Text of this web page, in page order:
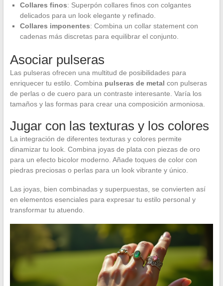
Collares finos: Superpón collares finos con colgantes
delicados para un look elegante y refinado.
Collares imponentes: Combina un collar statement con
cadenas más discretas para equilibrar el conjunto.
Asociar pulseras
Las pulseras ofrecen una multitud de posibilidades para
enriquecer tu estilo. Combina pulseras de metal con pulseras
de perlas o de cuero para un contraste interesante. Varía los
tamaños y las formas para crear una composición armoniosa.
Jugar con las texturas y los colores
La integración de diferentes texturas y colores permite
dinamizar tu look. Combina joyas de plata con piezas de oro
para un efecto bicolor moderno. Añade toques de color con
piedras preciosas o perlas para un look vibrante y único.
Las joyas, bien combinadas y superpuestas, se convierten así
en elementos esenciales para expresar tu estilo personal y
transformar tu atuendo.